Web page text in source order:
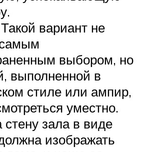
вариант не
выбором, но
выполненной в
стиле или ампир,
уместно.
стену зала в виде
изображать